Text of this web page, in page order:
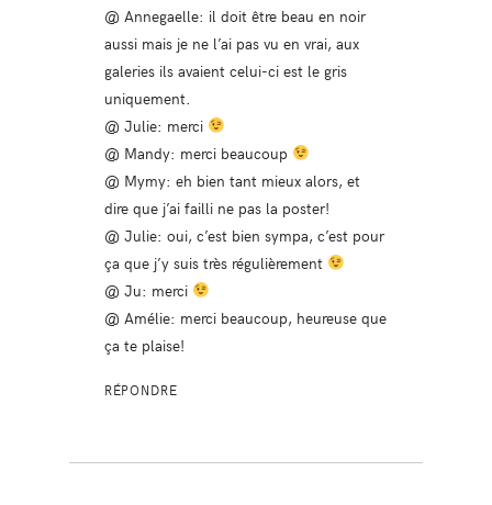
@ Annegaelle: il doit être beau en noir
aussi mais je ne l’ai pas vu en vrai, aux
galeries ils avaient celui-ci est le gris
uniquement.
@ Julie: merci
@ Mandy: merci beaucoup
@ Mymy: eh bien tant mieux alors, et
dire que j’ai failli ne pas la poster!
@ Julie: oui, c’est bien sympa, c’est pour
ça que j’y suis très régulièrement
@ Ju: merci
@ Amélie: merci beaucoup, heureuse que
ça te plaise!
RÉPONDRE